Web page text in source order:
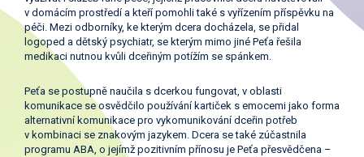
v domácím prostředí a kteří pomohli také s vyřízením příspěvku na
péči. Mezi odborníky, ke kterým dcera docházela, se přidal
logoped a dětský psychiatr, se kterým mimo jiné Peťa řešila
medikaci nutnou kvůli dceřiným potížím se spánkem.
Peťa se postupně naučila s dcerkou fungovat, v oblasti
komunikace se osvědčilo používání kartiček s emocemi jako forma
alternativní komunikace pro vykomunikování dceřin potřeb
v kombinaci se znakovým jazykem. Dcera se také zúčastnila
programu ABA, o jejímž pozitivním přínosu je Peťa přesvědčena –